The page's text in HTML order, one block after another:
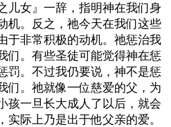
儿女』一辞，指明神在我们身
机。反之，祂今天在我们这些
于非常积极的动机。祂惩治我
们。有些圣徒可能觉得神在惩
罚。不过我仍要说，神不是惩
们。祂就像一位慈爱的父，为
孩一旦长大成人了以后，就会
际上乃是出于他父亲的爱。